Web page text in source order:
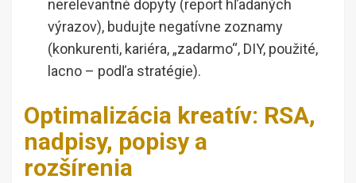
nerelevantné dopyty (report hľadaných
výrazov), budujte negatívne zoznamy
(konkurenti, kariéra, „zadarmo“, DIY, použité,
lacno – podľa stratégie).
Optimalizácia kreatív: RSA,
nadpisy, popisy a
rozšírenia